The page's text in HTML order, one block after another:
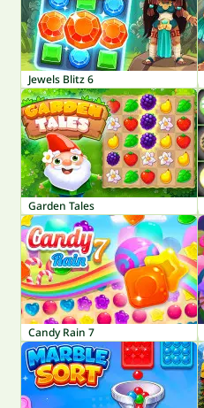
Jewels Blitz 6
Garden Tales
Candy Rain 7